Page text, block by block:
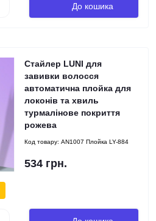
До кошика
Стайлер LUNI для
завивки волосся
автоматична плойка для
локонів та хвиль
турмалінове покриття
рожева
Код товару: AN1007 Плойка LY-884
534 грн.